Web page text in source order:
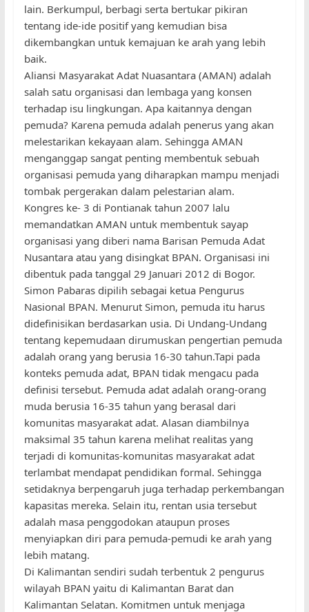
lain. Berkumpul, berbagi serta bertukar pikiran
tentang ide-ide positif yang kemudian bisa
dikembangkan untuk kemajuan ke arah yang lebih
baik.
Aliansi Masyarakat Adat Nuasantara (AMAN) adalah
salah satu organisasi dan lembaga yang konsen
terhadap isu lingkungan. Apa kaitannya dengan
pemuda? Karena pemuda adalah penerus yang akan
melestarikan kekayaan alam. Sehingga AMAN
menganggap sangat penting membentuk sebuah
organisasi pemuda yang diharapkan mampu menjadi
tombak pergerakan dalam pelestarian alam.
Kongres ke- 3 di Pontianak tahun 2007 lalu
memandatkan AMAN untuk membentuk sayap
organisasi yang diberi nama Barisan Pemuda Adat
Nusantara atau yang disingkat BPAN. Organisasi ini
dibentuk pada tanggal 29 Januari 2012 di Bogor.
Simon Pabaras dipilih sebagai ketua Pengurus
Nasional BPAN. Menurut Simon, pemuda itu harus
didefinisikan berdasarkan usia. Di Undang-Undang
tentang kepemudaan dirumuskan pengertian pemuda
adalah orang yang berusia 16-30 tahun.Tapi pada
konteks pemuda adat, BPAN tidak mengacu pada
definisi tersebut. Pemuda adat adalah orang-orang
muda berusia 16-35 tahun yang berasal dari
komunitas masyarakat adat. Alasan diambilnya
maksimal 35 tahun karena melihat realitas yang
terjadi di komunitas-komunitas masyarakat adat
terlambat mendapat pendidikan formal. Sehingga
setidaknya berpengaruh juga terhadap perkembangan
kapasitas mereka. Selain itu, rentan usia tersebut
adalah masa penggodokan ataupun proses
menyiapkan diri para pemuda-pemudi ke arah yang
lebih matang.
Di Kalimantan sendiri sudah terbentuk 2 pengurus
wilayah BPAN yaitu di Kalimantan Barat dan
Kalimantan Selatan. Komitmen untuk menjaga